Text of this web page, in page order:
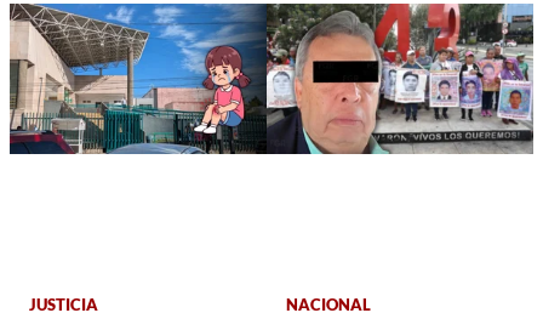
JUSTICIA NACIONAL